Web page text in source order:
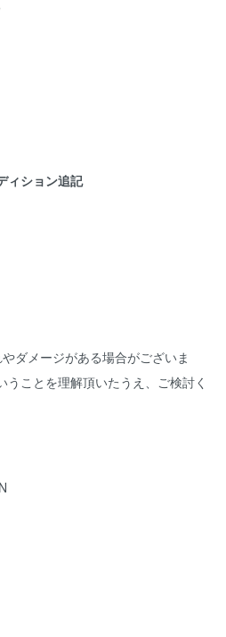
ィション追記
ダメージがある場合がございま
ことを理解頂いたうえ、ご検討く